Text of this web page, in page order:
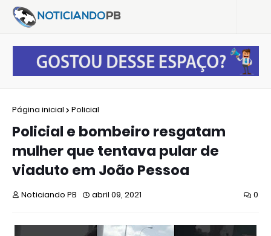
Página inicial Policial
Policial e bombeiro resgatam
mulher que tentava pular de
viaduto em João Pessoa
Noticiando PB abril 09, 2021 0